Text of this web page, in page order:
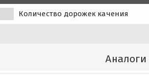
Количество дорожек качения
Аналоги